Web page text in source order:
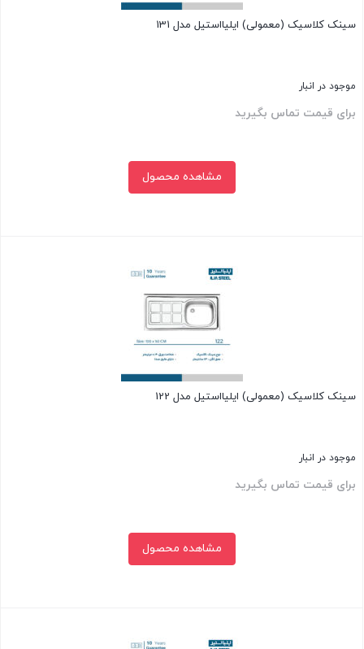
سینک کلاسیک (معمولی) ایلیااستیل مدل 131
موجود در انبار
برای قیمت تماس بگیرید
مشاهده محصول
سینک کلاسیک (معمولی) ایلیااستیل مدل 122
موجود در انبار
برای قیمت تماس بگیرید
مشاهده محصول